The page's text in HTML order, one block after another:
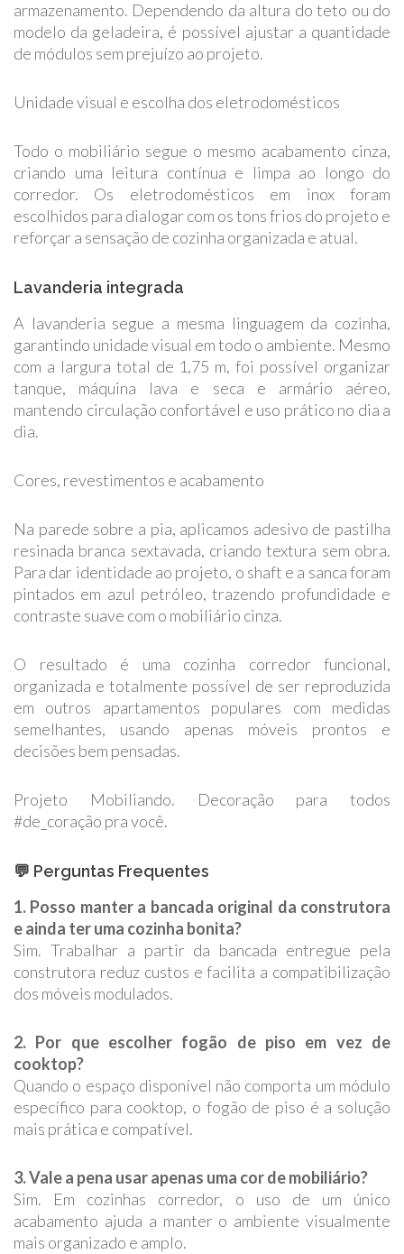
armazenamento. Dependendo da altura do teto ou do
modelo da geladeira, é possível ajustar a quantidade
de módulos sem prejuízo ao projeto.
Unidade visual e escolha dos eletrodomésticos
Todo o mobiliário segue o mesmo acabamento cinza,
criando uma leitura contínua e limpa ao longo do
corredor. Os eletrodomésticos em inox foram
escolhidos para dialogar com os tons frios do projeto e
reforçar a sensação de cozinha organizada e atual.
Lavanderia integrada
A lavanderia segue a mesma linguagem da cozinha,
garantindo unidade visual em todo o ambiente. Mesmo
com a largura total de 1,75 m, foi possível organizar
tanque, máquina lava e seca e armário aéreo,
mantendo circulação confortável e uso prático no dia a
dia.
Cores, revestimentos e acabamento
Na parede sobre a pia, aplicamos adesivo de pastilha
resinada branca sextavada, criando textura sem obra.
Para dar identidade ao projeto, o shaft e a sanca foram
pintados em azul petróleo, trazendo profundidade e
contraste suave com o mobiliário cinza.
O resultado é uma cozinha corredor funcional,
organizada e totalmente possível de ser reproduzida
em outros apartamentos populares com medidas
semelhantes, usando apenas móveis prontos e
decisões bem pensadas.
Projeto Mobiliando. Decoração para todos
#de_coração pra você.
💬 Perguntas Frequentes
1. Posso manter a bancada original da construtora
e ainda ter uma cozinha bonita?
Sim. Trabalhar a partir da bancada entregue pela
construtora reduz custos e facilita a compatibilização
dos móveis modulados.
2. Por que escolher fogão de piso em vez de
cooktop?
Quando o espaço disponível não comporta um módulo
específico para cooktop, o fogão de piso é a solução
mais prática e compatível.
3. Vale a pena usar apenas uma cor de mobiliário?
Sim. Em cozinhas corredor, o uso de um único
acabamento ajuda a manter o ambiente visualmente
mais organizado e amplo.